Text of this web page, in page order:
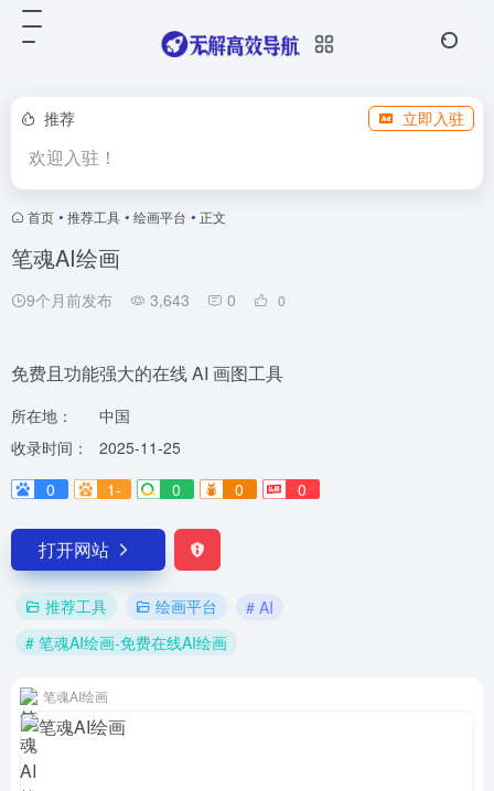
推荐 立即入驻
欢迎入驻！
首页 • 推荐工具 • 绘画平台 • 正文
笔魂AI绘画
9个月前发布 3,643 0 0
免费且功能强大的在线 AI 画图工具
所在地：
中国
收录时间：
2025-11-25
0
1- 0 0 0
打开网站
推荐工具 绘画平台
# AI
# 笔魂AI绘画-免费在线AI绘画
笔魂AI绘画